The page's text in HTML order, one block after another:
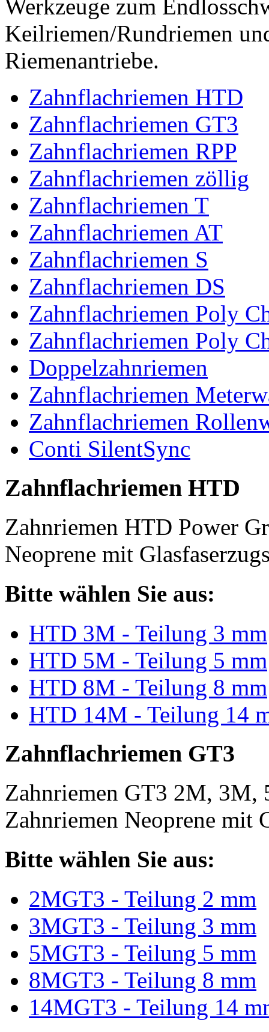
Werkzeuge zum
Keilriemen/Rundriemen
Riemenantriebe.
Zahnflachriemen HTD
Zahnflachriemen GT3
Zahnflachriemen RPP
Zahnflachriemen zöllig
Zahnflachriemen T
Zahnflachriemen AT
Zahnflachriemen S
Zahnflachriemen DS
Zahnflachriemen Poly
Zahnflachriemen Poly
Doppelzahnriemen
Zahnflachriemen
Zahnflachriemen
Conti SilentSync
Zahnflachriemen HTD
Zahnriemen HTD Power
Neoprene mit
Bitte wählen Sie aus:
HTD 3M - Teilung 3 mm
HTD 5M - Teilung 5 mm
HTD 8M - Teilung 8 mm
HTD 14M - Teilung 14
Zahnflachriemen GT3
Zahnriemen GT3 2M, 3M,
Zahnriemen Neoprene mit
Bitte wählen Sie aus:
2MGT3 - Teilung 2 mm
3MGT3 - Teilung 3 mm
5MGT3 - Teilung 5 mm
8MGT3 - Teilung 8 mm
14MGT3 - Teilung 14